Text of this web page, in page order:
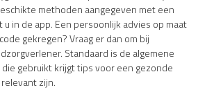
methoden aangegeven met een
u in de app. Een persoonlijk advies op maat
gekregen? Vraag er dan om bij
Standaard is de algemene
die gebruikt krijgt tips voor een gezonde
zijn.